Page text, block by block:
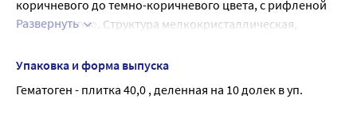
коричневого до темно-коричневого цвета, с рифленой
поверхностью. Структура мелкокристаллическая,
Кроме альбумина черного пищевого, содержащего
витамин «С», который нормализует обменные процессы
Развернуть
Упаковка и форма выпуска
Гематоген - плитка 40,0 , деленная на 10 долек в уп.